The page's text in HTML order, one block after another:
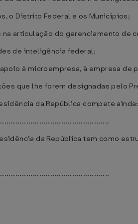
o Distrito Federal e os Municípios;
articulação do gerenciamento
de inteligência federal;
à microempresa, à empresa de
que lhe forem designadas pelo
da República compete ainda:
da República tem como